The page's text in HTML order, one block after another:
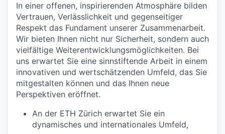
In einer offenen, inspirierenden Atmosphäre bilden
Vertrauen, Verlässlichkeit und gegenseitiger
Respekt das Fundament unserer Zusammenarbeit.
Wir bieten Ihnen nicht nur Sicherheit, sondern auch
vielfältige Weiterentwicklungsmöglichkeiten. Bei
uns erwartet Sie eine sinnstiftende Arbeit in einem
innovativen und wertschätzenden Umfeld, das Sie
mitgestalten können und das Ihnen neue
Perspektiven eröffnet.
An der ETH Zürich erwartet Sie ein
dynamisches und internationales Umfeld,